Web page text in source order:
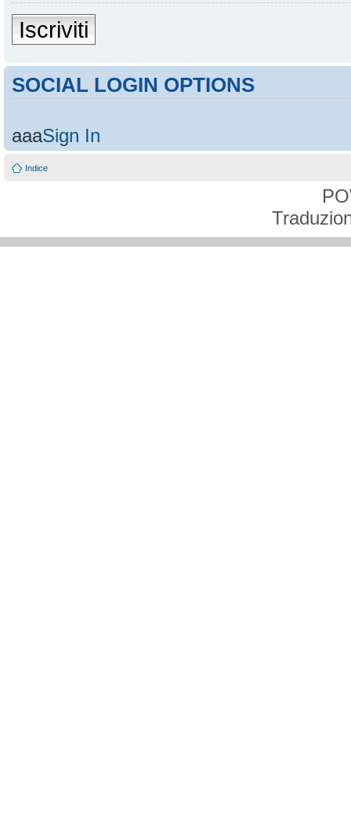
Iscriviti
SOCIAL LOGIN OPTIONS
aaaSign In
Indice